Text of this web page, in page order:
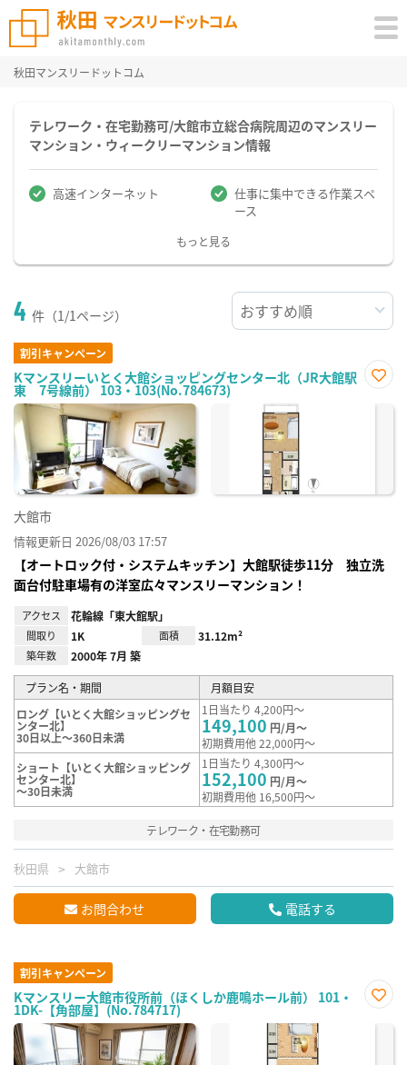
秋田マンスリードットコム
テレワーク・在宅勤務可/大館市立総合病院周辺のマンスリー
マンション・ウィークリーマンション情報
高速インターネット
仕事に集中できる作業スペ
ース
もっと見る
4 件（1/1ページ）
割引キャンペーン
Kマンスリーいとく大館ショッピングセンター北（JR大館駅
東 7号線前） 103・103(No.784673)
に入
大館市
情報更新日 2026/08/03 17:57
【オートロック付・システムキッチン】大館駅徒歩11分 独立洗
面台付駐車場有の洋室広々マンスリーマンション！
アクセス 花輪線「東大館駅」
間取り 1K 面積 31.12m²
築年数 2000年 7月 築
プラン名・期間
月額目安
ロング【いとく大館ショッピングセ
ンター北】
30日以上～360日未満
1日当たり 4,200円～
149,100 円/月～
初期費用他 22,000円～
ショート【いとく大館ショッピング
センター北】
～30日未満
1日当たり 4,300円～
152,100 円/月～
初期費用他 16,500円～
テレワーク・在宅勤務可
秋田県 大館市
お問合わせ 電話する
割引キャンペーン
Kマンスリー大館市役所前（ほくしか鹿鳴ホール前） 101・
1DK-【角部屋】(No.784717)
に入